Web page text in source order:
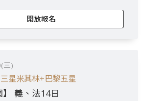
開放報名
三)
星米其林+巴黎五星
】 義、法14日